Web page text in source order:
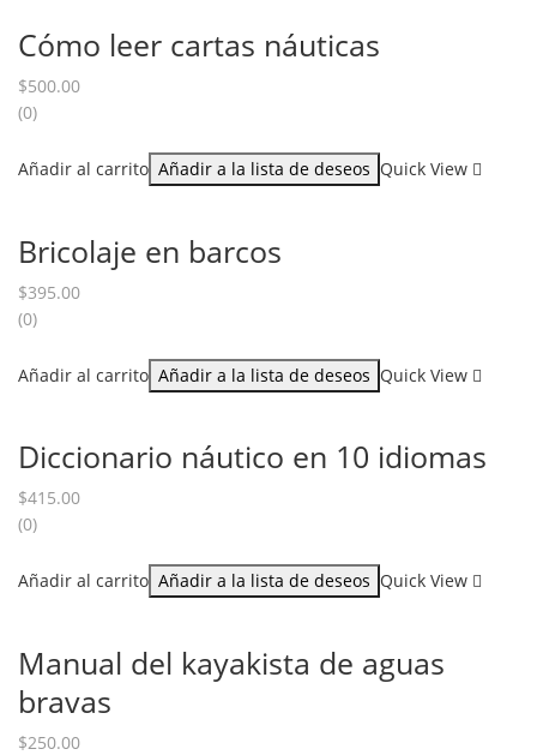
Cómo leer cartas náuticas
$500.00
(0)
Añadir al carrito Añadir a la lista de deseos Quick View
Bricolaje en barcos
$395.00
(0)
Añadir al carrito Añadir a la lista de deseos Quick View
Diccionario náutico en 10 idiomas
$415.00
(0)
Añadir al carrito Añadir a la lista de deseos Quick View
Manual del kayakista de aguas
bravas
$250.00